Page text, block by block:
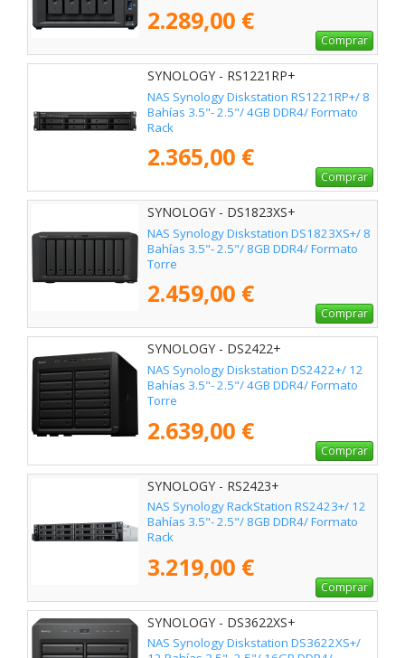
2.289,00 €
Comprar
SYNOLOGY - RS1221RP+
NAS Synology Diskstation RS1221RP+/ 8
Bahías 3.5"- 2.5"/ 4GB DDR4/ Formato
Rack
2.365,00 €
Comprar
SYNOLOGY - DS1823XS+
NAS Synology Diskstation DS1823XS+/ 8
Bahías 3.5"- 2.5"/ 8GB DDR4/ Formato
Torre
2.459,00 €
Comprar
SYNOLOGY - DS2422+
NAS Synology Diskstation DS2422+/ 12
Bahías 3.5"- 2.5"/ 4GB DDR4/ Formato
Torre
2.639,00 €
Comprar
SYNOLOGY - RS2423+
NAS Synology RackStation RS2423+/ 12
Bahías 3.5"- 2.5"/ 8GB DDR4/ Formato
Rack
3.219,00 €
Comprar
SYNOLOGY - DS3622XS+
NAS Synology Diskstation DS3622XS+/